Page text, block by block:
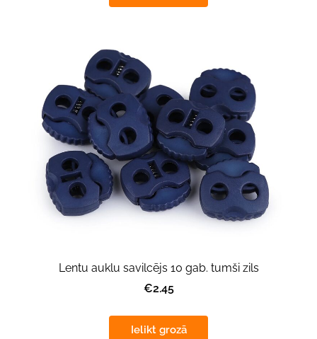
Lentu auklu savilcējs 10 gab. tumši zils
€2.45
Ielikt grozā